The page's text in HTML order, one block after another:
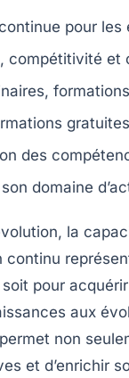
pour les
, compétitivité et
,
gratuites
des
domaine
la
pour
aux
non
et d’enrichir